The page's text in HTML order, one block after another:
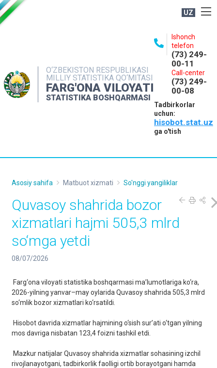
UZ
O‘ZBEKISTON RESPUBLIKASI
MILLIY STATISTIKA QO‘MITASI
FARG'ONA VILOYATI
STATISTIKA BOSHQARMASI
Ishonch
telefon
(73) 249-
00-11
Call-center
(73) 249-
00-08
Tadbirkorlar
uchun:
hisobot.stat.uz
ga o'tish
NASHRLAR
INTERAKTIV XIZMATLAR
MATBUOT XIZMATI
Asosiy sahifa Matbuot xizmati So'nggi yangiliklar
Quvasoy shahrida bozor
xizmatlari hajmi 505,3 mlrd
so‘mga yetdi
08/07/2026
Farg‘ona viloyati statistika boshqarmasi ma’lumotlariga ko‘ra,
2026-yilning yanvar–may oylarida Quvasoy shahrida 505,3 mlrd
so‘mlik bozor xizmatlari ko‘rsatildi.
Hisobot davrida xizmatlar hajmining o‘sish sur’ati o‘tgan yilning
mos davriga nisbatan 123,4 foizni tashkil etdi.
Mazkur natijalar Quvasoy shahrida xizmatlar sohasining izchil
rivojlanayotgani, tadbirkorlik faolligi ortib borayotgani hamda